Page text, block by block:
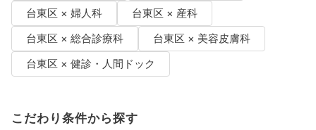
台東区 × 婦人科
台東区 × 産科
台東区 × 総合診療科
台東区 × 美容皮膚科
台東区 × 健診・人間ドック
こだわり条件から探す